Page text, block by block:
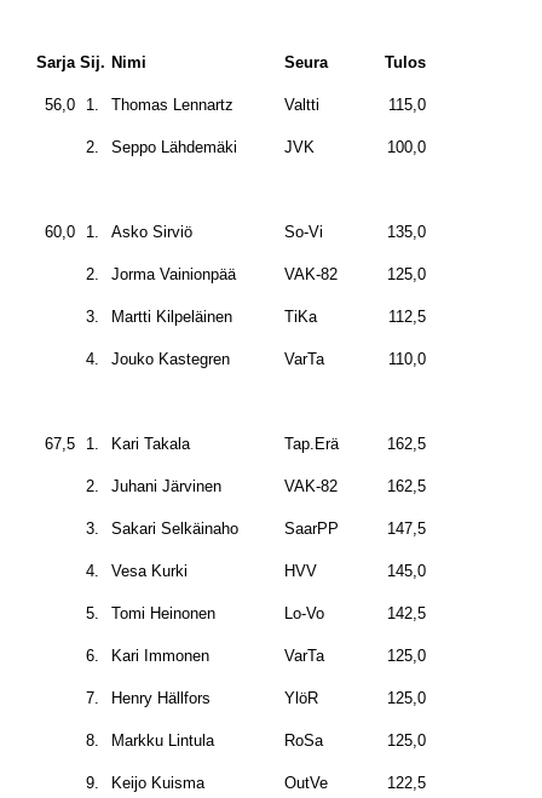
Sarja Sij. Nimi Seura Tulos
56,0 1. Thomas Lennartz Valtti 115,0
2. Seppo Lähdemäki JVK 100,0
60,0 1. Asko Sirviö So-Vi 135,0
2. Jorma Vainionpää VAK-82 125,0
3. Martti Kilpeläinen TiKa 112,5
4. Jouko Kastegren VarTa 110,0
67,5 1. Kari Takala Tap.Erä 162,5
2. Juhani Järvinen VAK-82 162,5
3. Sakari Selkäinaho SaarPP 147,5
4. Vesa Kurki HVV 145,0
5. Tomi Heinonen Lo-Vo 142,5
6. Kari Immonen VarTa 125,0
7. Henry Hällfors YlöR 125,0
8. Markku Lintula RoSa 125,0
9. Keijo Kuisma OutVe 122,5